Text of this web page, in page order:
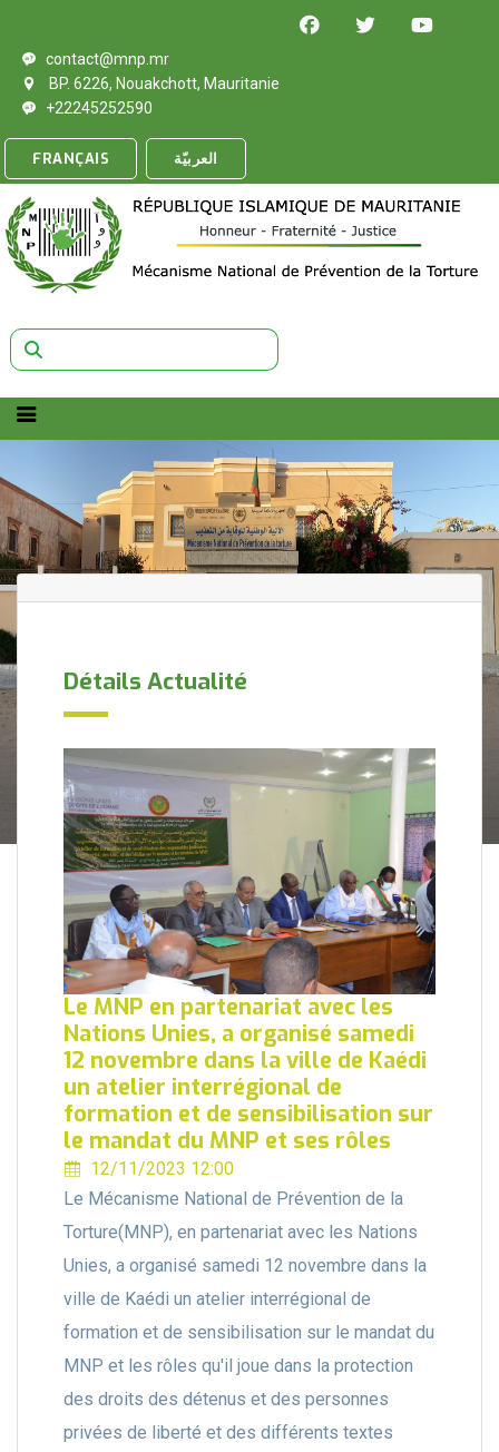
contact@mnp.mr
BP. 6226, Nouakchott, Mauritanie
+22245252590
FRANÇAIS العربيّة
Détails Actualité
Le MNP en partenariat avec les
Nations Unies, a organisé samedi
12 novembre dans la ville de Kaédi
un atelier interrégional de
formation et de sensibilisation sur
le mandat du MNP et ses rôles
12/11/2023 12:00
Le Mécanisme National de Prévention de la
Torture(MNP), en partenariat avec les Nations
Unies, a organisé samedi 12 novembre dans la
ville de Kaédi un atelier interrégional de
formation et de sensibilisation sur le mandat du
MNP et les rôles qu'il joue dans la protection
des droits des détenus et des personnes
privées de liberté et des différents textes